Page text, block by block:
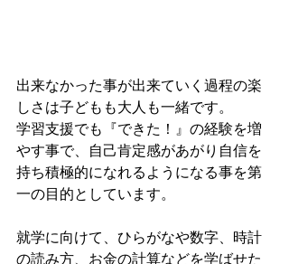
出来なかった事が出来ていく過程の楽
しさは子どもも大人も一緒です。
学習支援でも『できた！』の経験を増
やす事で、自己肯定感があがり自信を
持ち積極的になれるようになる事を第
一の目的としています。
就学に向けて、ひらがなや数字、時計
の読み方、お金の計算などを学ばせた